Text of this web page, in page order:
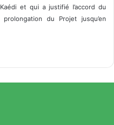
et qui a justifié l’accord du
du Projet jusqu’en